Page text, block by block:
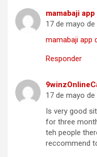
mamabaji
17 de mayo
mamabaji app
Responder
17 de mayo de
Is very good
for three
teh people
reccommend